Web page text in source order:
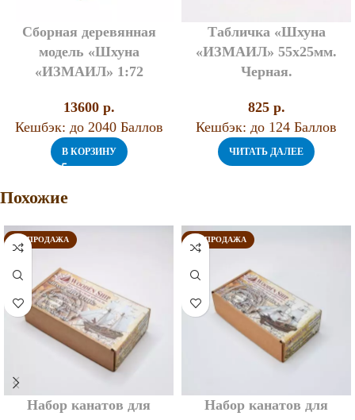
Сборная деревянная
модель «Шхуна
«ИЗМАИЛ» 1:72
13600 p.
Кешбэк: до 2040 Баллов
В КОРЗИНУ
Табличка «Шхуна
«ИЗМАИЛ» 55х25мм.
Черная.
825 p.
Кешбэк: до 124 Баллов
ЧИТАТЬ ДАЛЕЕ
Похожие
РАСПРОДАЖА
Набор канатов для
РАСПРОДАЖА
Набор канатов для